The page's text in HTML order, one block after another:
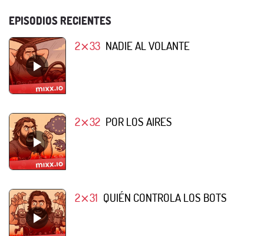
EPISODIOS RECIENTES
2⨯33 NADIE AL VOLANTE
2⨯32 POR LOS AIRES
2⨯31 QUIÉN CONTROLA LOS BOTS